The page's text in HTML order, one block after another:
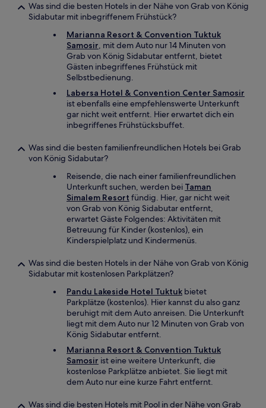
Was sind die besten Hotels in der Nähe von Grab von König
Sidabutar mit inbegriffenem Frühstück?
Marianna Resort & Convention Tuktuk
Samosir, mit dem Auto nur 14 Minuten von
Grab von König Sidabutar entfernt, bietet
Gästen inbegriffenes Frühstück mit
Selbstbedienung.
Labersa Hotel & Convention Center Samosir
ist ebenfalls eine empfehlenswerte Unterkunft
gar nicht weit entfernt. Hier erwartet dich ein
inbegriffenes Frühstücksbuffet.
Was sind die besten familienfreundlichen Hotels bei Grab
von König Sidabutar?
Reisende, die nach einer familienfreundlichen
Unterkunft suchen, werden bei Taman
Simalem Resort fündig. Hier, gar nicht weit
von Grab von König Sidabutar entfernt,
erwartet Gäste Folgendes: Aktivitäten mit
Betreuung für Kinder (kostenlos), ein
Kinderspielplatz und Kindermenüs.
Was sind die besten Hotels in der Nähe von Grab von König
Sidabutar mit kostenlosen Parkplätzen?
Pandu Lakeside Hotel Tuktuk bietet
Parkplätze (kostenlos). Hier kannst du also ganz
beruhigt mit dem Auto anreisen. Die Unterkunft
liegt mit dem Auto nur 12 Minuten von Grab von
König Sidabutar entfernt.
Marianna Resort & Convention Tuktuk
Samosir ist eine weitere Unterkunft, die
kostenlose Parkplätze anbietet. Sie liegt mit
dem Auto nur eine kurze Fahrt entfernt.
Was sind die besten Hotels mit Pool in der Nähe von Grab